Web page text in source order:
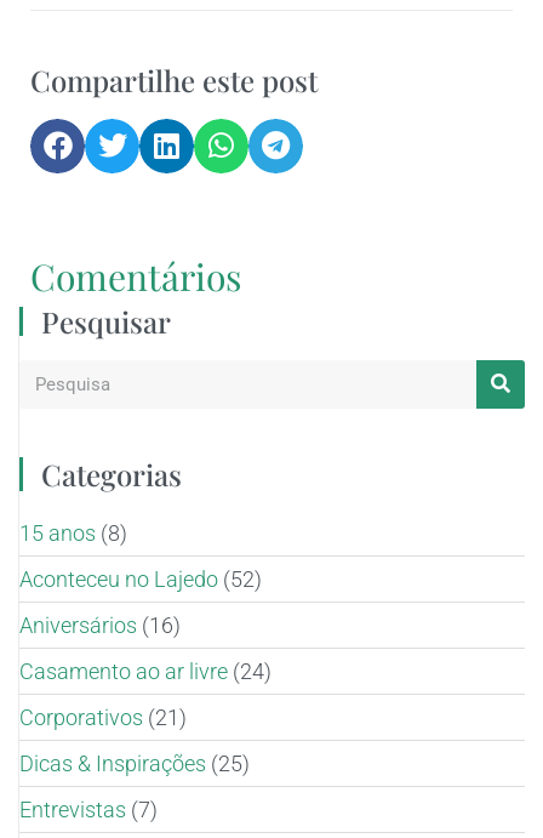
Compartilhe este post
Comentários
Pesquisar
Categorias
15 anos (8)
Aconteceu no Lajedo (52)
Aniversários (16)
Casamento ao ar livre (24)
Corporativos (21)
Dicas & Inspirações (25)
Entrevistas (7)